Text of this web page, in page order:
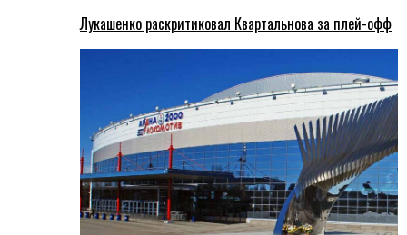
Лукашенко раскритиковал Квартальнова за плей-офф